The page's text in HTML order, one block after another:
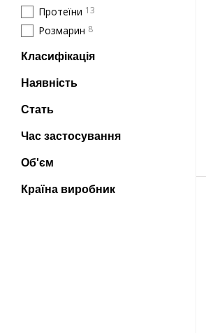
Протеїни 13
Розмарин 8
Класифікація
Наявність
Стать
Час застосування
Об'єм
Країна виробник